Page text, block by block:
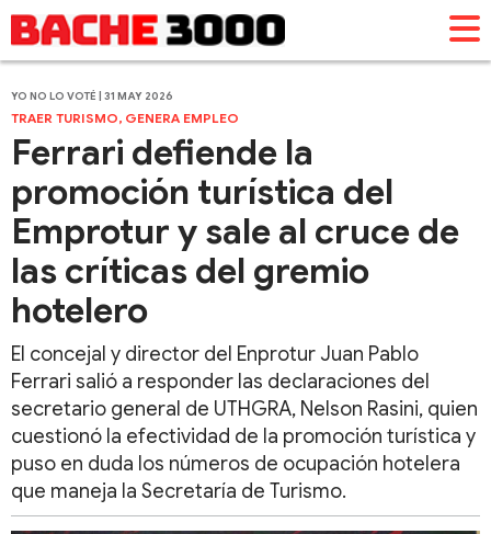
YO NO LO VOTÉ | 31 MAY 2026
TRAER TURISMO, GENERA EMPLEO
Ferrari defiende la
promoción turística del
Emprotur y sale al cruce de
las críticas del gremio
hotelero
El concejal y director del Enprotur Juan Pablo
Ferrari salió a responder las declaraciones del
secretario general de UTHGRA, Nelson Rasini, quien
cuestionó la efectividad de la promoción turística y
puso en duda los números de ocupación hotelera
que maneja la Secretaría de Turismo.